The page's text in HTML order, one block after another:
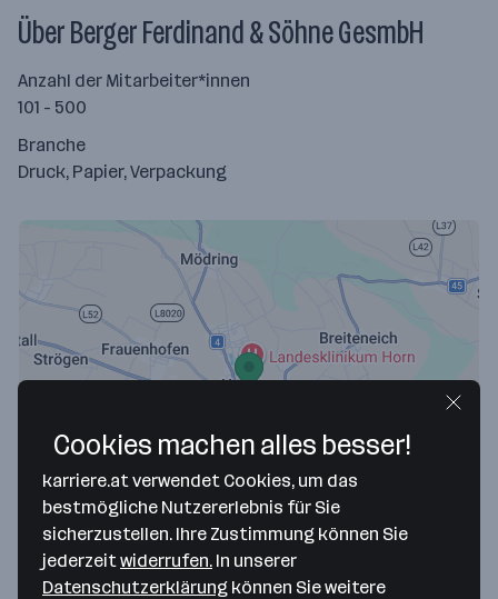
Über Berger Ferdinand & Söhne GesmbH
Anzahl der Mitarbeiter*innen
101 - 500
Branche
Druck, Papier, Verpackung
Map data ©2026 Google
Berger Ferdinand & Söhne GesmbH
Wienerstr. 21-23
3580 Horn— Route berechnen
Cookies machen alles besser!
karriere.at verwendet Cookies, um das
bestmögliche Nutzererlebnis für Sie
sicherzustellen. Ihre Zustimmung können Sie
jederzeit widerrufen. In unserer
Datenschutzerklärung können Sie weitere